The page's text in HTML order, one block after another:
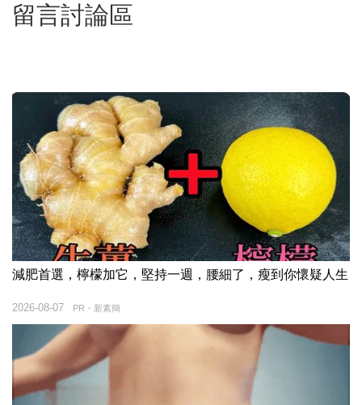
留言討論區
減肥首選，檸檬加它，堅持一週，腰細了，瘦到你懷疑人生
PR・新素簡
2026-08-07